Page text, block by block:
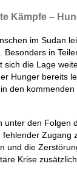
Kämpfe –
im Sudan
Besonders in
sich die Lage
Hunger bereits
den
unter den Folgen
Zugang
und die
Krise zusätzlich.